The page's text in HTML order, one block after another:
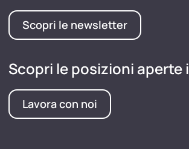
Scopri le newsletter
Scopri le posizioni aperte
Lavora con noi